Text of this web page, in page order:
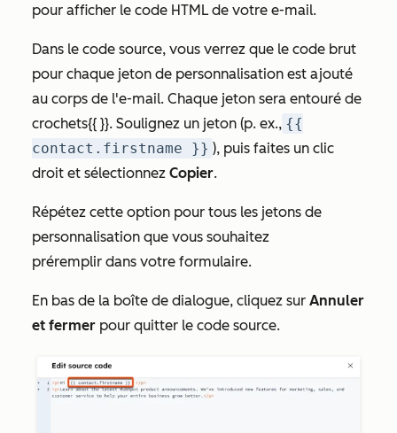
pour afficher le code HTML de votre e-mail.
Dans le code source, vous verrez que le code brut
pour chaque jeton de personnalisation est ajouté
au corps de l'e-mail. Chaque jeton sera entouré de
crochets{{ }}. Soulignez un jeton (p. ex., {{
contact.firstname }} ), puis faites un clic
droit et sélectionnez Copier.
Répétez cette option pour tous les jetons de
personnalisation que vous souhaitez
préremplir dans votre formulaire.
En bas de la boîte de dialogue, cliquez sur Annuler
et fermer pour quitter le code source.